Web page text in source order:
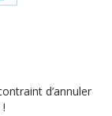
d’annuler